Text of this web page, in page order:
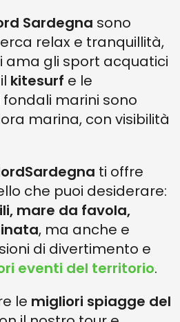
Sardegna sono
relax e tranquillità,
ama gli sport acquatici
kitesurf e le
fondali marini sono
marina, con visibilità
ti offre
che puoi desiderare:
mare da favola,
, ma anche e
di divertimento e
eventi del territorio.
le migliori spiagge del